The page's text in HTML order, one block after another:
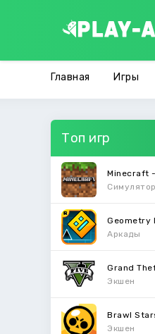
Главная Игры
Топ игр
Minecraft
Geometry
Аркады
Grand
Экшен
Brawl
Экшен